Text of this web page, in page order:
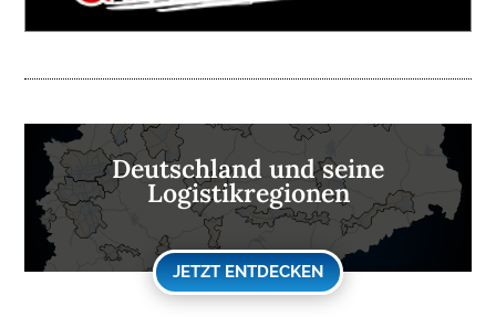
Deutschland und seine
Logistikregionen
JETZT ENTDECKEN